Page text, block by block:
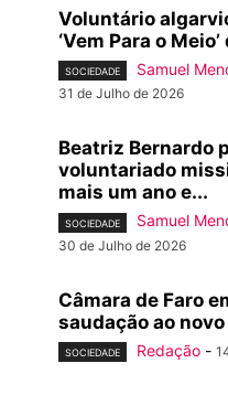
Voluntário
‘Vem Para o
SOCIEDADE Samuel
31 de Julho de 2026
Beatriz Bernardo
voluntariado
mais um ano e...
SOCIEDADE Samuel
30 de Julho de 2026
Câmara de Faro
saudação ao
SOCIEDADE Redação -